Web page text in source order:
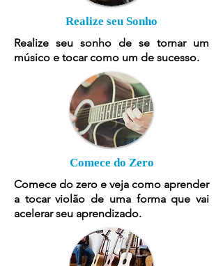
Realize seu Sonho
Realize seu sonho de se tornar um
músico e tocar como um de sucesso.
Comece do Zero
Comece do zero e veja como aprender
a tocar violão de uma forma que vai
acelerar seu aprendizado.